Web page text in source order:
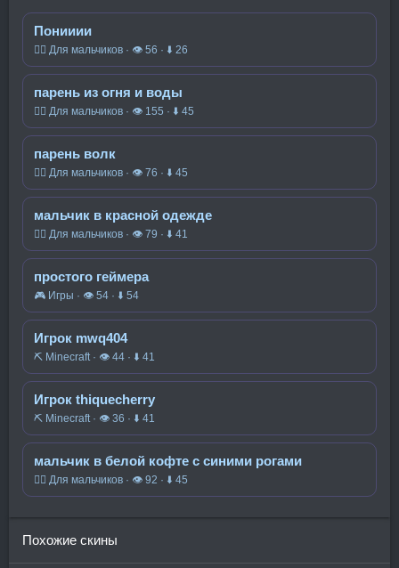
Понииии
🧍‍♂️ Для мальчиков · 👁 56 · ⬇ 26
парень из огня и воды
🧍‍♂️ Для мальчиков · 👁 155 · ⬇ 45
парень волк
🧍‍♂️ Для мальчиков · 👁 76 · ⬇ 45
мальчик в красной одежде
🧍‍♂️ Для мальчиков · 👁 79 · ⬇ 41
простого геймера
🎮 Игры · 👁 54 · ⬇ 54
Игрок mwq404
⛏️ Minecraft · 👁 44 · ⬇ 41
Игрок thiquecherry
⛏️ Minecraft · 👁 36 · ⬇ 41
мальчик в белой кофте с синими рогами
🧍‍♂️ Для мальчиков · 👁 92 · ⬇ 45
Похожие скины